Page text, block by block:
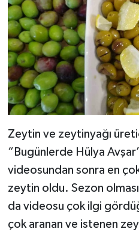
Zeytin ve zeytinyağı
“Bugünlerde Hülya
videosundan sonra en
zeytin oldu. Sezon olması
da videosu çok ilgi
çok aranan ve istenen